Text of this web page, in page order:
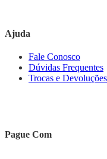
Ajuda
Fale Conosco
Dúvidas Frequentes
Trocas e Devoluções
Pague Com